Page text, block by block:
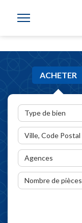
ACHETER
Type de bien
Ville, Code Postal
Agences
Nombre de pièces